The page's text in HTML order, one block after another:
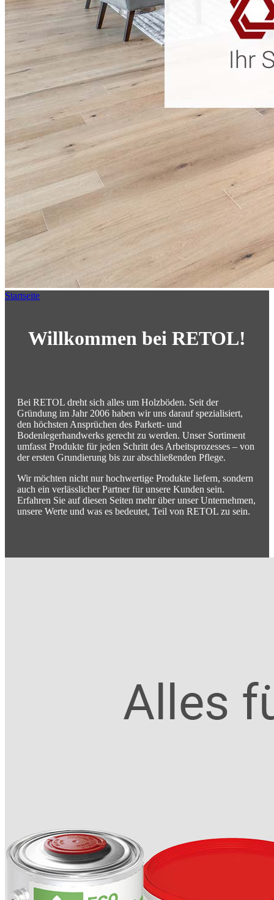
Startseite
Willkommen bei RETOL!
Bei RETOL dreht sich alles um Holzböden. Seit der
Gründung im Jahr 2006 haben wir uns darauf spezialisiert,
den höchsten Ansprüchen des Parkett- und
Bodenlegerhandwerks gerecht zu werden. Unser Sortiment
umfasst Produkte für jeden Schritt des Arbeitsprozesses – von
der ersten Grundierung bis zur abschließenden Pflege.
Wir möchten nicht nur hochwertige Produkte liefern, sondern
auch ein verlässlicher Partner für unsere Kunden sein.
Erfahren Sie auf diesen Seiten mehr über unser Unternehmen,
unsere Werte und was es bedeutet, Teil von RETOL zu sein.